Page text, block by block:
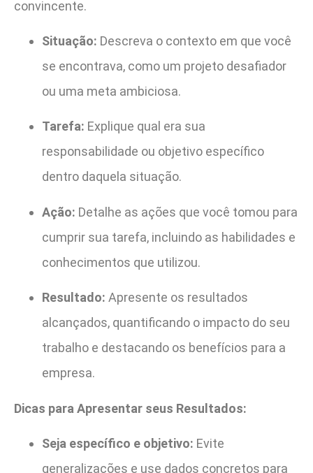
convincente.
Situação: Descreva o contexto em que você
se encontrava, como um projeto desafiador
ou uma meta ambiciosa.
Tarefa: Explique qual era sua
responsabilidade ou objetivo específico
dentro daquela situação.
Ação: Detalhe as ações que você tomou para
cumprir sua tarefa, incluindo as habilidades e
conhecimentos que utilizou.
Resultado: Apresente os resultados
alcançados, quantificando o impacto do seu
trabalho e destacando os benefícios para a
empresa.
Dicas para Apresentar seus Resultados:
Seja específico e objetivo: Evite
generalizações e use dados concretos para